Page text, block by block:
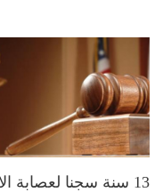
13 سنة سجنا لعصابة